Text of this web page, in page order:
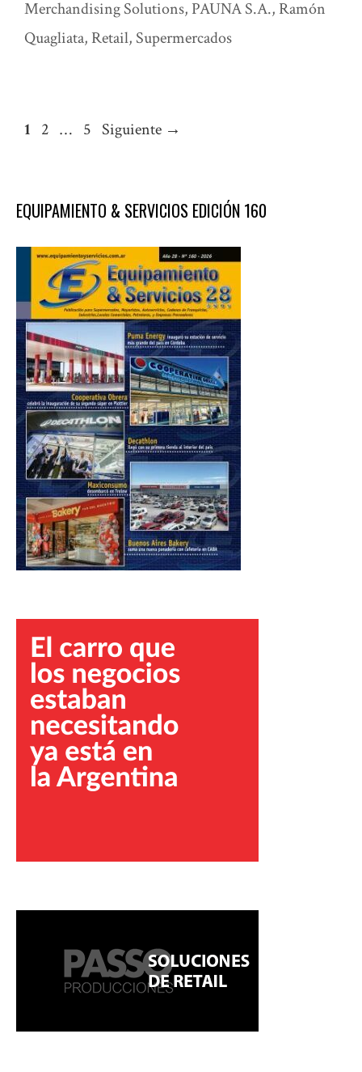
Merchandising Solutions, PAUNA S.A., Ramón
Quagliata, Retail, Supermercados
Página
1 Página
2 … Página
5 Siguiente →
EQUIPAMIENTO & SERVICIOS EDICIÓN 160